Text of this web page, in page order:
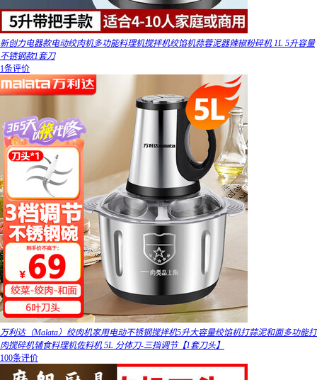
新创力电器款电动绞肉机多功能料理机搅拌机绞馅机蒜蓉泥器辣椒粉碎机 1L 5升容量
不锈钢款1套刀
1条评价
万利达（Malata）绞肉机家用电动不锈钢搅拌机5升大容量绞馅机打蒜泥和面多功能打
肉搅碎机辅食料理机佐料机 5L 分体刀-三挡调节【1套刀头】
100条评价